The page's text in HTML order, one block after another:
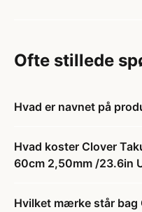
Ofte stillede
Hvad er navnet på
Hvad koster Clover
60cm 2,50mm /23.6in
Hvilket mærke står bag